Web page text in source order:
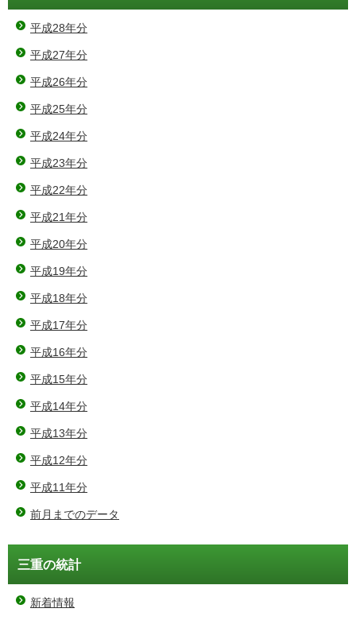
平成28年分
平成27年分
平成26年分
平成25年分
平成24年分
平成23年分
平成22年分
平成21年分
平成20年分
平成19年分
平成18年分
平成17年分
平成16年分
平成15年分
平成14年分
平成13年分
平成12年分
平成11年分
前月までのデータ
三重の統計
新着情報